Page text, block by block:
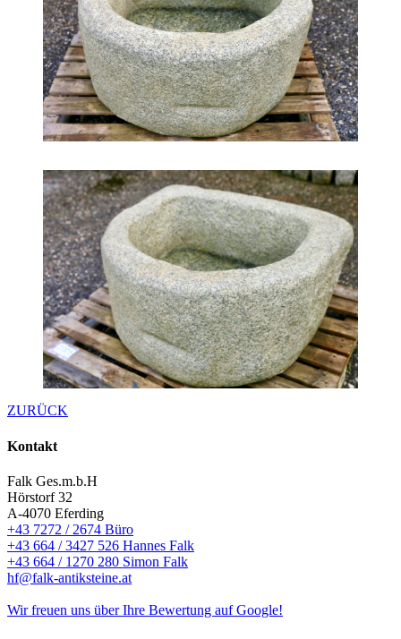
ZURÜCK
Kontakt
Falk Ges.m.b.H
Hörstorf 32
A-4070 Eferding
+43 7272 / 2674 Büro
+43 664 / 3427 526 Hannes Falk
+43 664 / 1270 280 Simon Falk
hf@falk-antiksteine.at
Wir freuen uns über Ihre Bewertung auf Google!